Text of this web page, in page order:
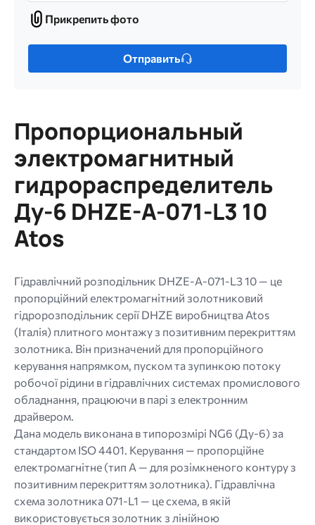
Прикрепить
фото
Прикрепить фото
Только
МБ.
Допустимые
типы:
gif
jpg
jpeg
png.
Отправить
Пропорциональный
электромагнитный
гидрораспределитель
Ду-6 DHZE-A-071-L3 10
Atos
Гідравлічний розподільник DHZE-A-071-L3 10 — це
пропорційний електромагнітний золотниковий
гідророзподільник серії DHZE виробництва Atos
(Італія) плитного монтажу з позитивним перекриттям
золотника. Він призначений для пропорційного
керування напрямком, пуском та зупинкою потоку
робочої рідини в гідравлічних системах промислового
обладнання, працюючи в парі з електронним
драйвером.
Дана модель виконана в типорозмірі NG6 (Ду-6) за
стандартом ISO 4401. Керування — пропорційне
електромагнітне (тип А — для розімкненого контуру з
позитивним перекриттям золотника). Гідравлічна
схема золотника 071-L1 — це схема, в якій
використовується золотник з лінійною